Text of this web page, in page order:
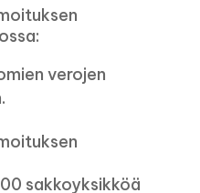
verojen
sakkoyksikköä